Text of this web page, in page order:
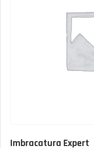
Prodotto
T.2 (XXL-XXXL)
Imbracatura Expert